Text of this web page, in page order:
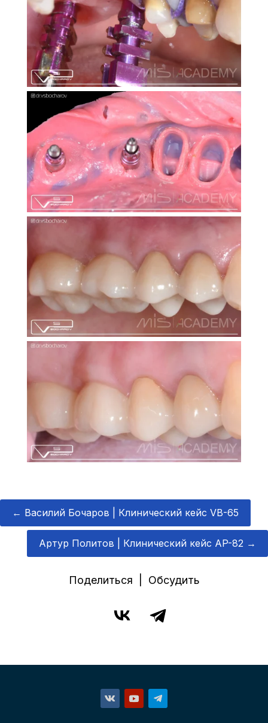
← Василий Бочаров | Клинический кейс VB-65
Артур Политов | Клинический кейс AP-82 →
Поделиться | Обсудить